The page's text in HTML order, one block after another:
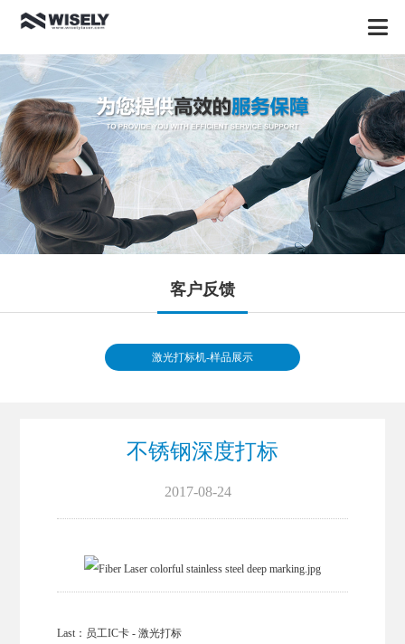
客户反馈
激光打标机-样品展示
不锈钢深度打标
2017-08-24
Last： 员工IC卡 - 激光打标